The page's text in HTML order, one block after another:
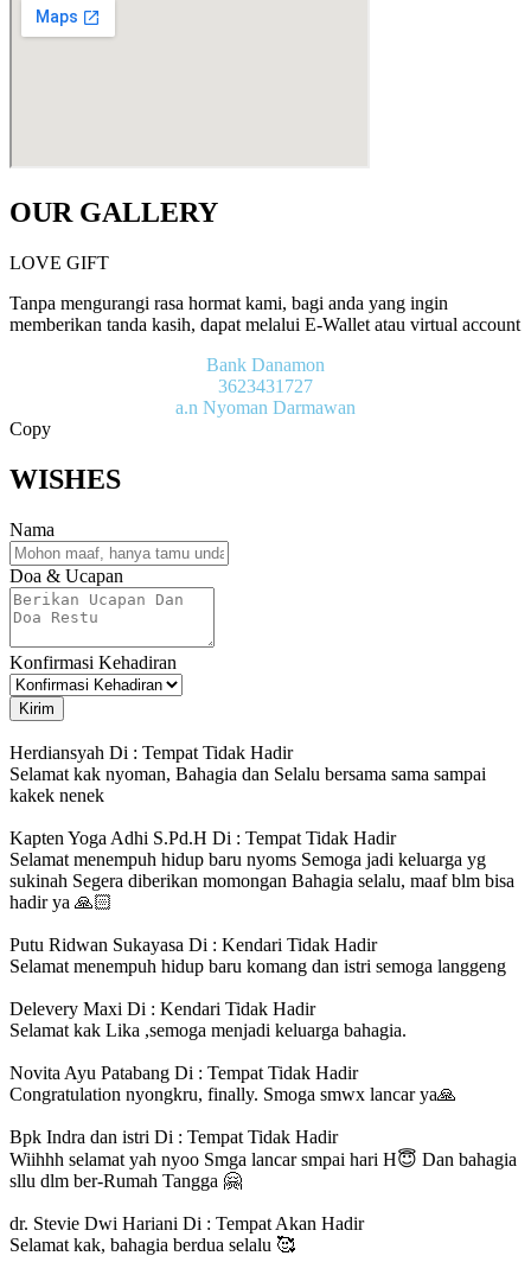
OUR GALLERY
LOVE GIFT
Tanpa mengurangi rasa hormat kami, bagi anda yang ingin
memberikan tanda kasih, dapat melalui E-Wallet atau virtual account
Bank Danamon
3623431727
a.n Nyoman Darmawan
Copy
WISHES
Nama
Doa & Ucapan
Konfirmasi Kehadiran
Kirim
Herdiansyah Di : Tempat Tidak Hadir
Selamat kak nyoman, Bahagia dan Selalu bersama sama sampai
kakek nenek
Kapten Yoga Adhi S.Pd.H Di : Tempat Tidak Hadir
Selamat menempuh hidup baru nyoms Semoga jadi keluarga yg
sukinah Segera diberikan momongan Bahagia selalu, maaf blm bisa
hadir ya 🙏🏻
Putu Ridwan Sukayasa Di : Kendari Tidak Hadir
Selamat menempuh hidup baru komang dan istri semoga langgeng
Delevery Maxi Di : Kendari Tidak Hadir
Selamat kak Lika ,semoga menjadi keluarga bahagia.
Novita Ayu Patabang Di : Tempat Tidak Hadir
Congratulation nyongkru, finally. Smoga smwx lancar ya🙏
Bpk Indra dan istri Di : Tempat Tidak Hadir
Wiihhh selamat yah nyoo Smga lancar smpai hari H😇 Dan bahagia
sllu dlm ber-Rumah Tangga 🤗
dr. Stevie Dwi Hariani Di : Tempat Akan Hadir
Selamat kak, bahagia berdua selalu 🥰